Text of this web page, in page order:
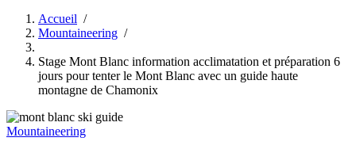
Fil
d'Ariane
Accueil /
Mountaineering /
Stage Mont Blanc information acclimatation et préparation 6
jours pour tenter le Mont Blanc avec un guide haute
montagne de Chamonix
Mountaineering